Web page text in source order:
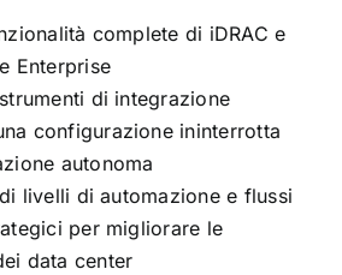
complete di iDRAC e
Enterprise
di integrazione
configurazione ininterrotta
autonoma
livelli di automazione e flussi
per migliorare le
data center